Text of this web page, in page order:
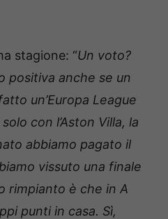
stagione: “Un voto?
positiva anche se un
un’Europa League
con l’Aston Villa, la
abbiamo pagato il
vissuto una finale
rimpianto è che in A
punti in casa. Sì,